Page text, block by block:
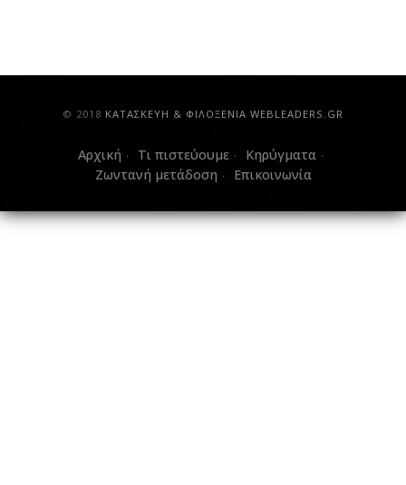
Αρχική Τι πιστεύουμε
Κηρύγματα
Ζωντανή μετάδοση
Επικοινωνία
© 2018 ΚAΤΑΣΚΕΥΗ & ΦΙΛΟΞΕΝΙΑ WEBLEADERS.GR